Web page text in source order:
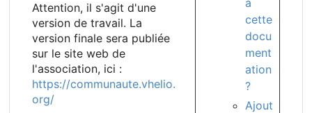
cette
docu
ment
ation
?
Ajout
Attention, il s'agit d'une
version de travail. La
version finale sera publiée
sur le site web de
l'association, ici :
https://communaute.vhelio.
org/